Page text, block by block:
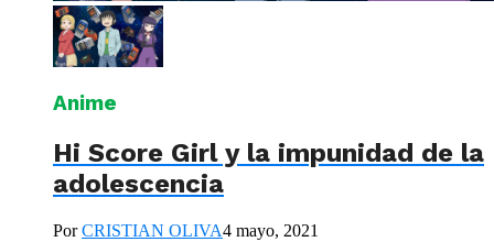
Anime
Hi Score Girl y la impunidad de la
adolescencia
PorCRISTIAN OLIVA4 mayo, 2021